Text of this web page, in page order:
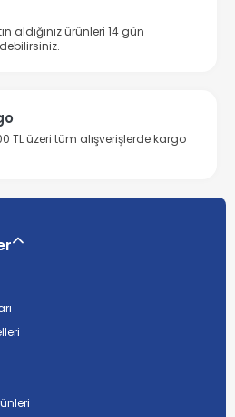
aldığınız ürünleri 14 gün
TL üzeri tüm alışverişlerde kargo